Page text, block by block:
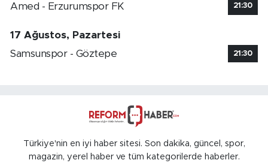
Amed - Erzurumspor FK 21:30
17 Ağustos, Pazartesi
Samsunspor - Göztepe
21:30
Türkiye'nin en iyi haber sitesi. Son dakika, güncel, spor,
magazin, yerel haber ve tüm kategorilerde haberler.